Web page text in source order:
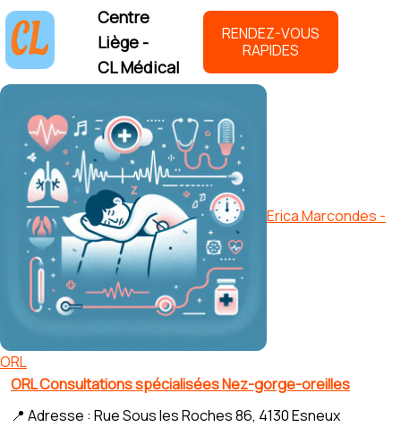
Centre
Liège -
CL Médical
RENDEZ-VOUS
RAPIDES
Erica Marcondes -
ORL
ORL Consultations spécialisées Nez-gorge-oreilles
📍 Adresse : Rue Sous les Roches 86, 4130 Esneux